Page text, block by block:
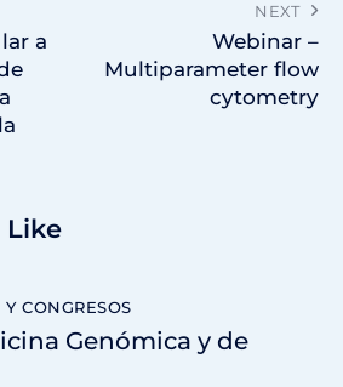
a
NEXT
Webinar –
Multiparameter flow
cytometry
Like
CONGRESOS
Genómica y de